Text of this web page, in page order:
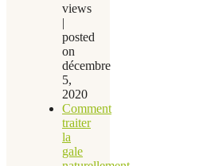
views
|
posted
on
décembre
5,
2020
Comment
traiter
la
gale